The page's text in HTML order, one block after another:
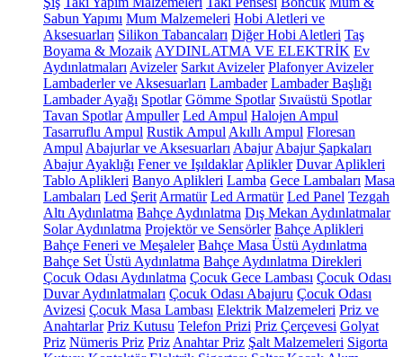
Sabun Yapımı Mum Malzemeleri Hobi Aletleri ve
Aksesuarları Silikon Tabancaları Diğer Hobi Aletleri Taş
Boyama & Mozaik AYDINLATMA VE ELEKTRİK Ev
Aydınlatmaları Avizeler Sarkıt Avizeler Plafonyer Avizeler
Lambaderler ve Aksesuarları Lambader Lambader Başlığı
Lambader Ayağı Spotlar Gömme Spotlar Sıvaüstü Spotlar
Tavan Spotlar Ampuller Led Ampul Halojen Ampul
Tasarruflu Ampul Rustik Ampul Akıllı Ampul Floresan
Ampul Abajurlar ve Aksesuarları Abajur Abajur Şapkaları
Abajur Ayaklığı Fener ve Işıldaklar Aplikler Duvar Aplikleri
Tablo Aplikleri Banyo Aplikleri Lamba Gece Lambaları Masa
Lambaları Led Şerit Armatür Led Armatür Led Panel Tezgah
Altı Aydınlatma Bahçe Aydınlatma Dış Mekan Aydınlatmalar
Solar Aydınlatma Projektör ve Sensörler Bahçe Aplikleri
Bahçe Feneri ve Meşaleler Bahçe Masa Üstü Aydınlatma
Bahçe Set Üstü Aydınlatma Bahçe Aydınlatma Direkleri
Çocuk Odası Aydınlatma Çocuk Gece Lambası Çocuk Odası
Duvar Aydınlatmaları Çocuk Odası Abajuru Çocuk Odası
Avizesi Çocuk Masa Lambası Elektrik Malzemeleri Priz ve
Anahtarlar Priz Kutusu Telefon Prizi Priz Çerçevesi Golyat
Priz Nümeris Priz Priz Anahtar Priz Şalt Malzemeleri Sigorta